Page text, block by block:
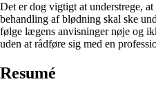
Det er dog vigtigt at understrege,
behandling af blødning skal ske
følge lægens anvisninger nøje og
uden at rådføre sig med en
Resumé